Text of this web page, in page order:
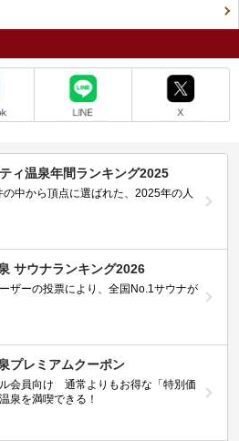
ィ温泉年間ランキング2025
中から頂点に選ばれた、2025年の人
サウナランキング2026
ザーの投票により、全国No.1サウナが
プレミアムクーポン
ル会員向け 通常よりもお得な「特別価
泉を満喫できる！